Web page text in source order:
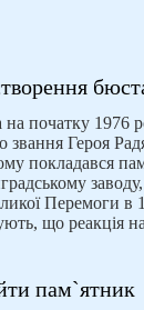
на початку 1976
звання Героя
покладався
Перемоги
що реакція
пам`ятник